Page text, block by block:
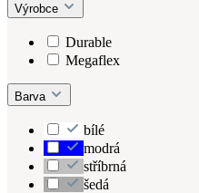
Výrobce
Durable
Megaflex
Barva
bílé
modrá
stříbrná
šedá